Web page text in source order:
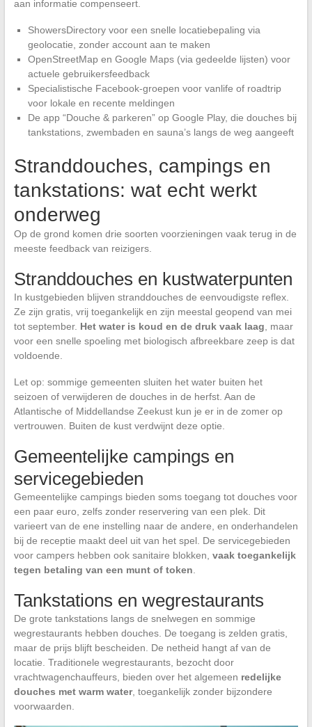
aan informatie compenseert.
ShowersDirectory voor een snelle locatiebepaling via
geolocatie, zonder account aan te maken
OpenStreetMap en Google Maps (via gedeelde lijsten) voor
actuele gebruikersfeedback
Specialistische Facebook-groepen voor vanlife of roadtrip
voor lokale en recente meldingen
De app “Douche & parkeren” op Google Play, die douches bij
tankstations, zwembaden en sauna’s langs de weg aangeeft
Stranddouches, campings en
tankstations: wat echt werkt
onderweg
Op de grond komen drie soorten voorzieningen vaak terug in de
meeste feedback van reizigers.
Stranddouches en kustwaterpunten
In kustgebieden blijven stranddouches de eenvoudigste reflex.
Ze zijn gratis, vrij toegankelijk en zijn meestal geopend van mei
tot september. Het water is koud en de druk vaak laag , maar
voor een snelle spoeling met biologisch afbreekbare zeep is dat
voldoende.
Let op: sommige gemeenten sluiten het water buiten het
seizoen of verwijderen de douches in de herfst. Aan de
Atlantische of Middellandse Zeekust kun je er in de zomer op
vertrouwen. Buiten de kust verdwijnt deze optie.
Gemeentelijke campings en
servicegebieden
Gemeentelijke campings bieden soms toegang tot douches voor
een paar euro, zelfs zonder reservering van een plek. Dit
varieert van de ene instelling naar de andere, en onderhandelen
bij de receptie maakt deel uit van het spel. De servicegebieden
voor campers hebben ook sanitaire blokken, vaak toegankelijk
tegen betaling van een munt of token
Tankstations en wegrestaurants
De grote tankstations langs de snelwegen en sommige
wegrestaurants hebben douches. De toegang is zelden gratis,
maar de prijs blijft bescheiden. De netheid hangt af van de
locatie. Traditionele wegrestaurants, bezocht door
vrachtwagenchauffeurs, bieden over het algemeen redelijke
douches met warm water, toegankelijk zonder bijzondere
voorwaarden.